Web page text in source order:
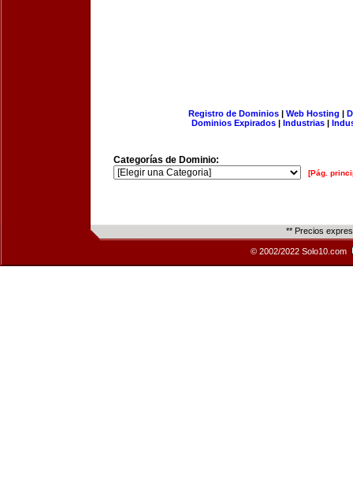
Registro de Dominios| Web Hosting |
Dominios Expirados | Industrias |
Categorías de Dominio:
[Pág.
** Precios
© 2002/2022 Solo10.com